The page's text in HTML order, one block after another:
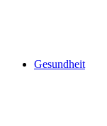
Gesundheit